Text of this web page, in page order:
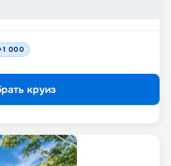
000
круиз